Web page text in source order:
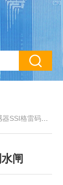
雷码水利水闸
闸